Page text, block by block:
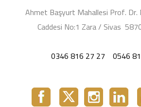
Ahmet Başyurt Mahallesi Prof.
Caddesi No:1 Zara / Sivas
0346 816 27 27 0546